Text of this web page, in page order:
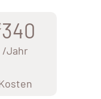
340
/Jahr